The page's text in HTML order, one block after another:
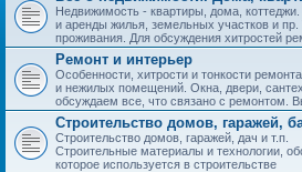
Недвижимость - квартиры, дома,
и аренды жилья, земельных участков и
проживания. Для обсуждения хитростей
Ремонт и интерьер
Особенности, хитрости и тонкости
и нежилых помещений. Окна, двери,
обсуждаем все, что связано с ремонтом.
Строительство домов, гаражей,
Строительство домов, гаражей, дач и т.п.
Строительные материалы и технологии,
которое используется в строительстве